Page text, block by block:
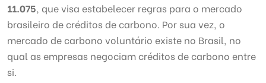
11.075 , que visa estabelecer regras para o mercado
brasileiro de créditos de carbono. Por sua vez, o
mercado de carbono voluntário existe no Brasil, no
qual as empresas negociam créditos de carbono entre
si.